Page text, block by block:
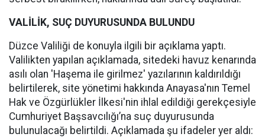
VALİLİK, SUÇ DUYURUSUNDA BULUNDU
Düzce Valiliği de konuyla ilgili bir açıklama yaptı.
Valilikten yapılan açıklamada, sitedeki havuz kenarında
asılı olan 'Haşema ile girilmez' yazılarının kaldırıldığı
belirtilerek, site yönetimi hakkında Anayasa'nın Temel
Hak ve Özgürlükler İlkesi'nin ihlal edildiği gerekçesiyle
Cumhuriyet Başsavcılığı’na suç duyurusunda
bulunulacağı belirtildi. Açıklamada şu ifadeler yer aldı: